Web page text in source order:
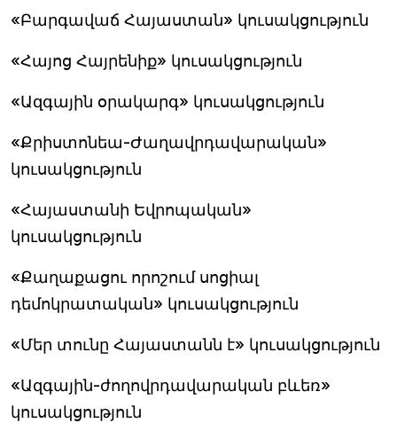
«Բարգավաճ Հայաստան» կուսակցություն
«Հայոց Հայրենիք» կուսակցություն
«Ազգային օրակարգ» կուսակցություն
«Քրիստոնեա-Ժաղավրդավարական»
կուսակցություն
«Հայաստանի Եվրոպական»
կուսակցություն
«Քաղաքացու որոշում սոցիալ
դեմոկրատական» կուսակցություն
«Մեր տունը Հայաստանն է» կուսակցություն
«Ազգային-ժողովրդավարական բևեռ»
կուսակցություն